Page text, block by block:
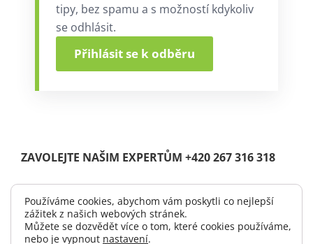
tipy, bez spamu a s možností kdykoliv
se odhlásit.
Přihlásit se k odběru
ZAVOLEJTE NAŠIM EXPERTŮM +420 267 316 318
© Copyright 2004 -2026 | Solutia s.r.o.| All Rights Reserved.
|Logo ke stažení
Používáme cookies, abychom vám poskytli co nejlepší
zážitek z našich webových stránek.
Můžete se dozvědět více o tom, které cookies používáme,
nebo je vypnout nastavení.